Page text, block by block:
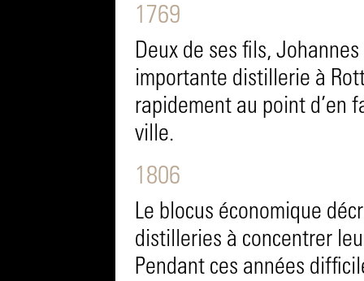
1769
Deux de ses fils,
importante distillerie à
rapidement au point d’en
ville.
1806
Le blocus économique
distilleries à concentrer
Pendant ces années